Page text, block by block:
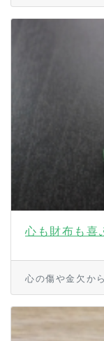
心も財布も喜
心の傷や金欠か